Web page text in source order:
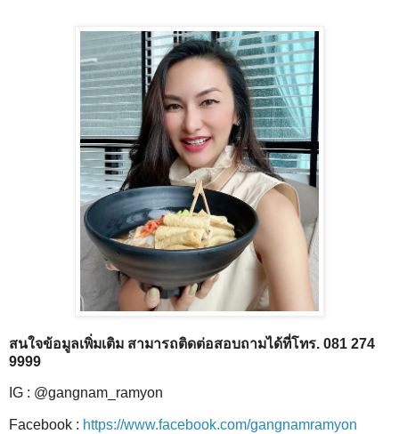
สนใจข้อมูลเพิ่มเติม สามารถติดต่อสอบถามได้ที่โทร. 081 274
9999
IG : @gangnam_ramyon
Facebook : https://www.facebook.com/gangnamramyon